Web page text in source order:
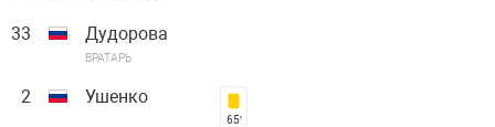
33 Дудорова
ВРАТАРЬ
2 Ушенко
65′